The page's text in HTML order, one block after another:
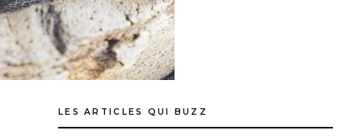
LES ARTICLES QUI BUZZ